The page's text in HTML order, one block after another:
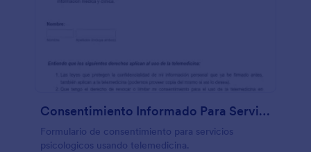
Consentimiento Informado Para Servicios Psicologicos Mediante Telemedicina
Formulario de consentimiento para servicios
psicologicos usando telemedicina.